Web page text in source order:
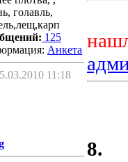
голавль,
125
Aнкета
11:18
8.